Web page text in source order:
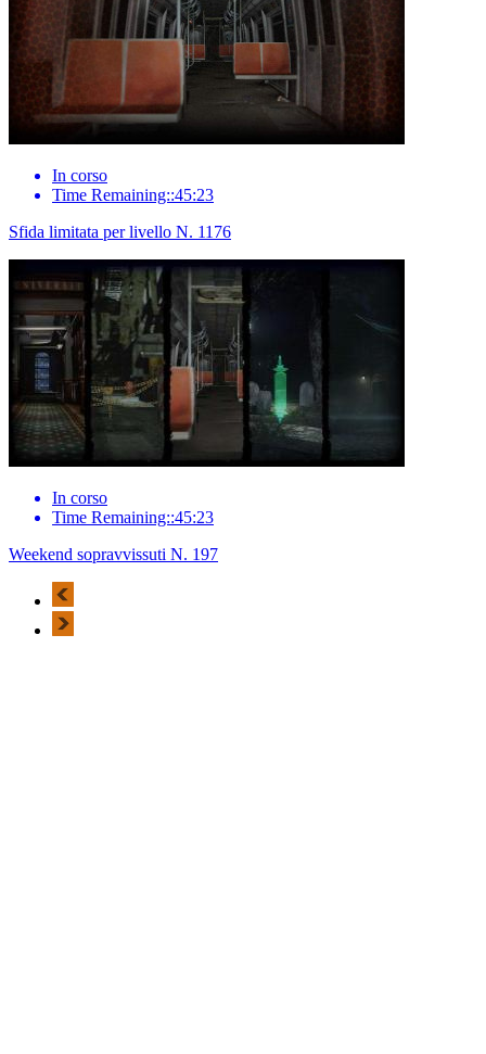
In corso
Time Remaining::45:23
Sfida limitata per livello N. 1176
In corso
Time Remaining::45:23
Weekend sopravvissuti N. 197